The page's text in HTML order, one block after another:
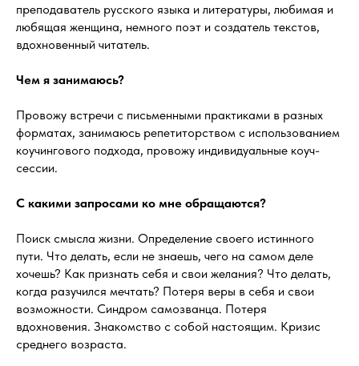
преподаватель русского языка и литературы, любимая и
любящая женщина, немного поэт и создатель текстов,
вдохновенный читатель.
Чем я занимаюсь?
Провожу встречи с письменными практиками в разных
форматах, занимаюсь репетиторством с использованием
коучингового подхода, провожу индивидуальные коуч-
сессии.
С какими запросами ко мне обращаются?
Поиск смысла жизни. Определение своего истинного
пути. Что делать, если не знаешь, чего на самом деле
хочешь? Как признать себя и свои желания? Что делать,
когда разучился мечтать? Потеря веры в себя и свои
возможности. Синдром самозванца. Потеря
вдохновения. Знакомство с собой настоящим. Кризис
среднего возраста.